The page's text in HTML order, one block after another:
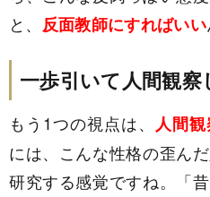
と、 反面教師にすればいい
一歩引いて人間観察
もう1つの視点は、 人間
には、こんな性格の歪ん
研究する感覚ですね。「